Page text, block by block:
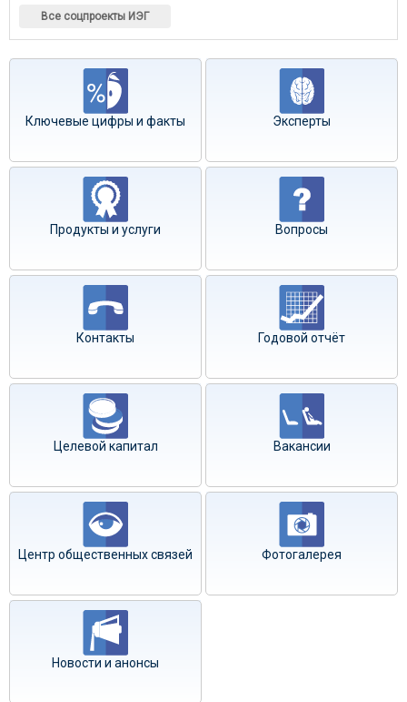
Все соцпроекты ИЭГ
Ключевые цифры и факты Эксперты
Продукты и услуги Вопросы
Контакты Годовой отчёт
Целевой капитал Вакансии
Центр общественных связей Фотогалерея
Новости и анонсы